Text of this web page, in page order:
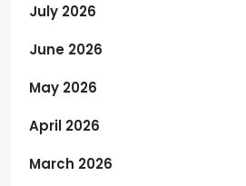
July 2026
June 2026
May 2026
April 2026
March 2026